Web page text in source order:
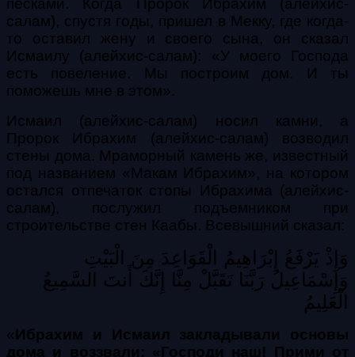
песками. Когда Пророк Ибрахим (алейхис-
салам), спустя годы, пришел в Мекку, где когда-
то оставил жену и своего сына, он сказал
Исмаилу (алейхис-салам): «У моего Господа
есть повеление. Мы построим дом. И ты
поможешь мне в этом».
Исмаил (алейхис-салам) носил камни, а
Пророк Ибрахим (алейхис-салам) возводил
стены дома. Мраморный камень же, известный
под названием «Макам Ибрахим», на котором
остался отпечаток стопы Ибрахима (алейхис-
салам), послужил подъемником при
строительстве стен Каабы. Всевышний сказал:
وَإِذْ يَرْفَعُ إِبْرَاهِيمُ الْقَوَاعِدَ مِنَ
الْبَيْتِ
وَإِسْمَاعِيلُ رَبَّنَا تَقَبَّلْ مِنَّا إِنَّكَ أَنتَ
السَّمِيعُ
الْعَلِيمُ
«Ибрахим и Исмаил закладывали основы
дома и воззвали: «Господи наш! Прими от